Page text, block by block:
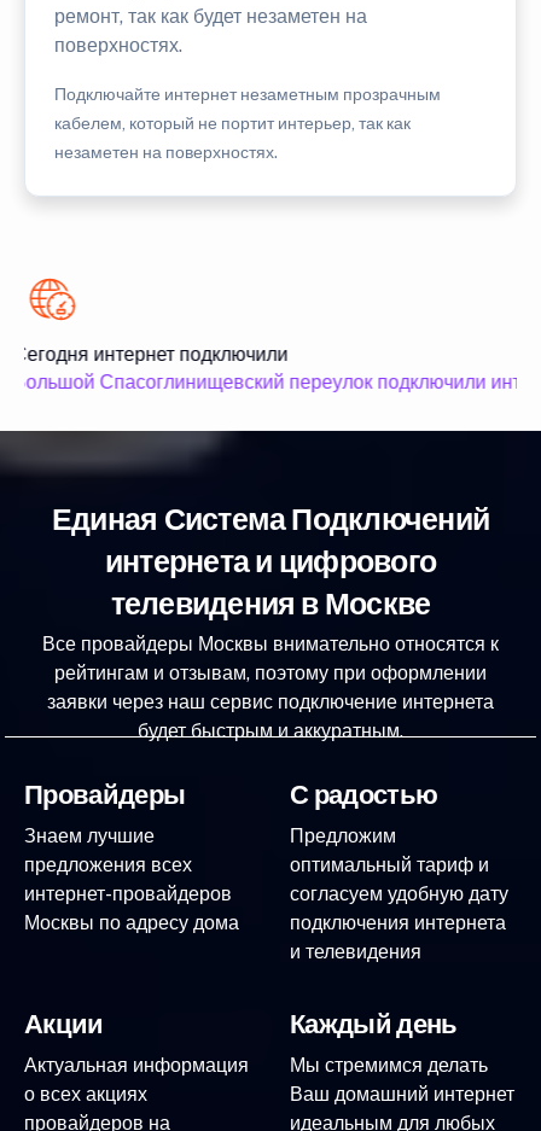
ремонт, так как будет незаметен на
поверхностях.
Подключайте интернет незаметным прозрачным
кабелем, который не портит интерьер, так как
незаметен на поверхностях.
Сегодня интернет подключили
Большой Спасоглинищевский переулок подключили
Единая Система Подключений
интернета и цифрового
телевидения в Москве
Все провайдеры Москвы внимательно относятся к
рейтингам и отзывам, поэтому при оформлении
заявки через наш сервис подключение интернета
будет быстрым и аккуратным.
Провайдеры
Знаем лучшие
предложения всех
интернет-провайдеров
Москвы по адресу дома
С радостью
Предложим
оптимальный тариф и
согласуем удобную дату
подключения интернета
и телевидения
Акции
Актуальная информация
о всех акциях
провайдеров на
Каждый день
Мы стремимся делать
Ваш домашний интернет
идеальным для любых